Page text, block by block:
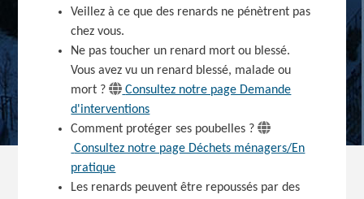
Veillez à ce que des renards ne pénètrent pas
chez vous.
Ne pas toucher un renard mort ou blessé.
Vous avez vu un renard blessé, malade ou
mort ?
Consultez notre page Demande
d'interventions
Comment protéger ses poubelles ?
Consultez notre page Déchets ménagers/En
pratique
Les renards peuvent être repoussés par des